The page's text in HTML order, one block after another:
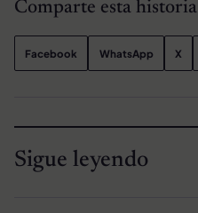
Comparte esta historia
Facebook WhatsApp X
Sigue leyendo